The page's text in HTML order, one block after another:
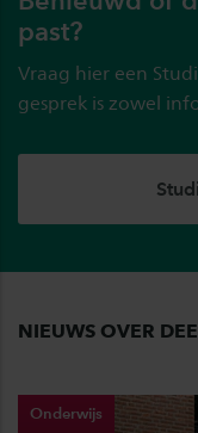
past?
Vraag hier een
gesprek is zowel
NIEUWS OVER
Onderwijs